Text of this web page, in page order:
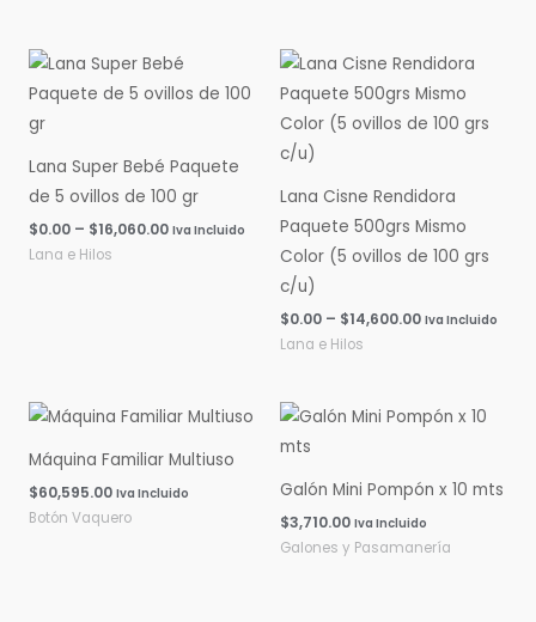
Lana Super Bebé Paquete
de 5 ovillos de 100 gr
$0.00 – $16,060.00
Rango
de
precios:
$16,060.00
Iva Incluido
Lana e Hilos
Lana Cisne Rendidora
Paquete 500grs Mismo
Color (5 ovillos de 100 grs
c/u)
$0.00 – $14,600.00
Rango
de
precios:
desde
$0.00
Iva Incluido
Lana e Hilos
Máquina Familiar Multiuso
$60,595.00 Iva Incluido
Botón Vaquero
Galón Mini Pompón x 10 mts
$3,710.00 Iva Incluido
Galones y Pasamanería